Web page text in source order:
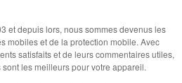
et depuis lors, nous sommes devenus les
mobiles et de la protection mobile. Avec
satisfaits et de leurs commentaires utiles,
les meilleurs pour votre appareil.